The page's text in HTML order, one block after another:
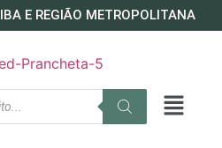
E REGIÃO METROPOLITANA